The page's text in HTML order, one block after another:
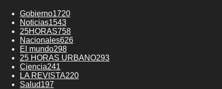
Gobierno1720
Noticias1543
25HORAS758
Nacionales626
El mundo298
25 HORAS URBANO293
Ciencia241
LA REVISTA220
Salud197